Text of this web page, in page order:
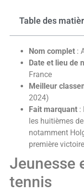
Table des
Nom complet :
Date et lieu de
France
Meilleur
2024)
Fait marquant :
les huitièmes
notamment
première
Jeunesse
tennis